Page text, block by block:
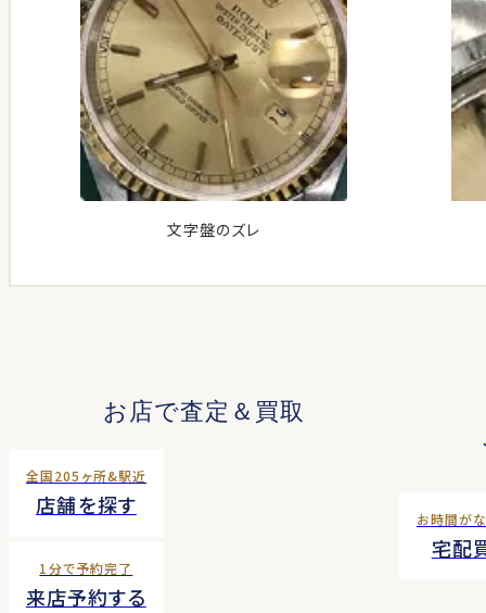
文字盤のズレ
お店で査定＆買取
全国205ヶ所&駅近
店舗を探す
1分で予約完了
来店予約する
お時間が
宅配